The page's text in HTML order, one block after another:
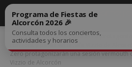
Inicio
Six Vice y Entropía Zero
con rock y paella en la Sala Vizzio de
Zero protagonizarán una sesión vermouth
Vizzio de Alcorcón
Programa de Fiestas de
Alcorcón 2026 🎉
Consulta todos los conciertos,
actividades y horarios